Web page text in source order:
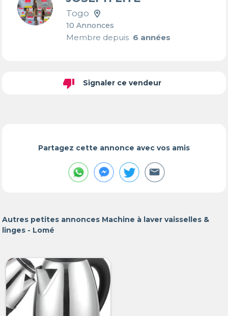
Togo
10 Annonces
Membre depuis6 années
thumb_down Signaler ce vendeur
Partagez cette annonce avec vos amis
Autres petites annonces Machine à laver vaisselles &
linges - Lomé